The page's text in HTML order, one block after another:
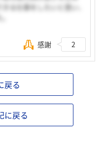
る仕事をしたいと思い、
感謝 2
戻る
に戻る